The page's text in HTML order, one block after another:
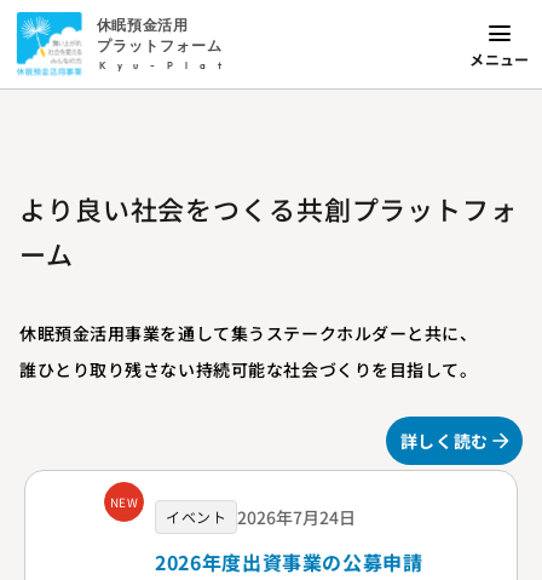
休眠預金活用
プラットフォーム
Kyu-Plat メニュー
より良い社会をつくる共創プラットフォ
ーム
休眠預金活用事業を通して集うステークホルダーと共に、
誰ひとり取り残さない持続可能な社会づくりを目指して。
詳しく読む
NEW
イベント 2026年7月24日
2026年度出資事業の公募申請